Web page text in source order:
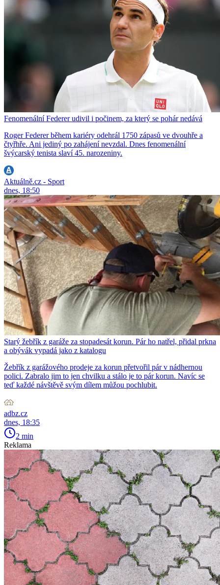
Fenomenální Federer udivil i počinem, za který se pohár nedává
Roger Federer během kariéry odehrál 1750 zápasů ve dvouhře a
čtyřhře. Ani jediný po zahájení nevzdal. Dnes fenomenální
švýcarský tenista slaví 45. narozeniny.
Aktuálně.cz - Sport
dnes, 18:50
Starý žebřík z garáže za stopadesát korun. Pár ho natřel, přidal prkna
a obývák vypadá jako z katalogu
Žebřík z garážového prodeje za korun přetvořil pár v nádhernou
polici. Zabralo jim to jen chvilku a stálo je to pár korun. Navíc se
teď každé návštěvě svým dílem můžou pochlubit.
adbz.cz
dnes, 18:35
2 min
Reklama